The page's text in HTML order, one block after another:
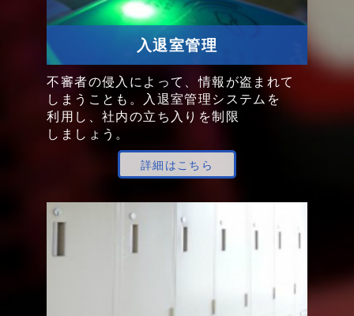
入退室管理
不審者の侵入によって、情報が盗まれて
しまうことも。 入退室管理システム を
利用し、社内の立ち入りを制限
しましょう。
詳細はこちら